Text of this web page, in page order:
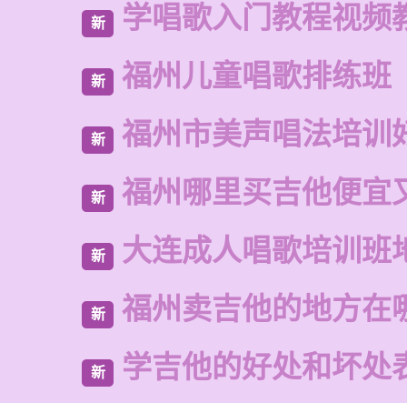
新 学唱歌入门教程视频
新 福州儿童唱歌排练班
新 福州市美声唱法培训
新 福州哪里买吉他便宜
新 大连成人唱歌培训班
新 福州卖吉他的地方在
新 学吉他的好处和坏处